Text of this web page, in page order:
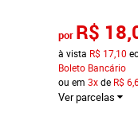
por R$
à vista R$ 17,10
Boleto Bancário
ou em 3xde R$
Ver parcelas